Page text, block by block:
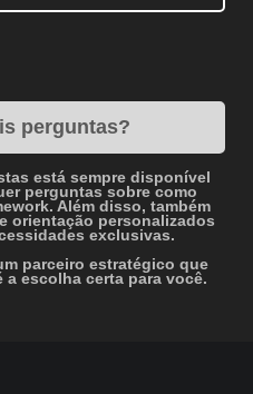
perguntas?
está sempre disponível
perguntas sobre como
Além disso, também
orientação personalizados
exclusivas.
parceiro estratégico que
a escolha certa para você.